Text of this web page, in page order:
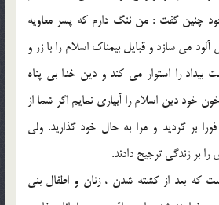
چنين گفت : من ننگ دارم كه پسر معاويه
مى سازد و قبايل بيمناك اسلام را با زر و
بيداد را استوار مى كند و دين خدا بى پناه
خود دين اسلام را آبيارى نمايم اگر شما از
بر گرديد و مرا به حال خود گذاريد. ولى
بر زندگى ترجيح دادند.
كه بعد از كشته شدن ، زنان و اطفال بنى